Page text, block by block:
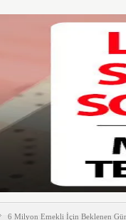
Emlak Vergisinde Yeni Dönem!
6 Milyon Emekli İçin Beklenen